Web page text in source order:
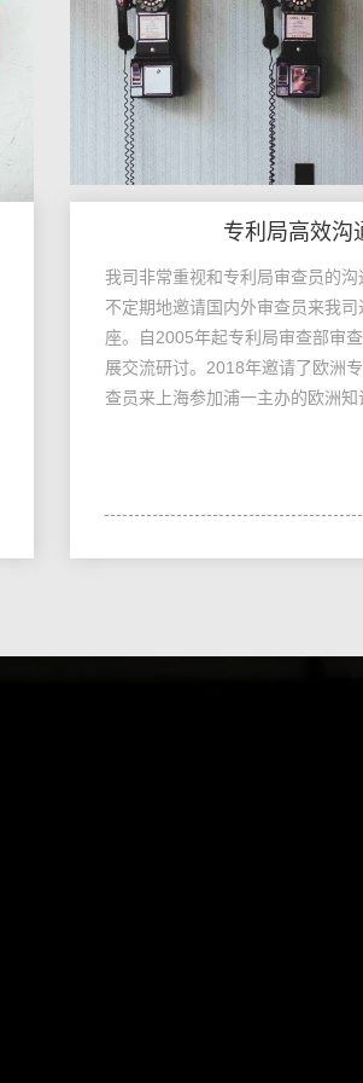
专利局高效沟
我司非常重视和专利局审查员的
不定期地邀请国内外审查员来我
座。自2005年起专利局审查部审
展交流研讨。2018年邀请了欧洲
查员来上海参加浦一主办的欧洲知